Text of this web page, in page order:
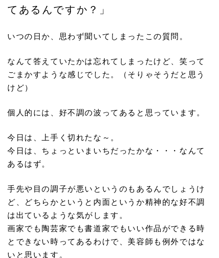
てあるんですか？」
いつの日か、思わず聞いてしまったこの質問。
なんて答えていたかは忘れてしまったけど、笑って
ごまかすような感じでした。（そりゃそうだと思う
けど）
個人的には、好不調の波ってあると思っています。
今日は、上手く切れたな～。
今日は、ちょっといまいちだったかな・・・なんて
あるはず。
手先や目の調子が悪いというのもあるんでしょうけ
ど、どちらかというと内面というか精神的な好不調
は出ているような気がします。
画家でも陶芸家でも書道家でもいい作品ができる時
とできない時ってあるわけで、美容師も例外ではな
いと思います。